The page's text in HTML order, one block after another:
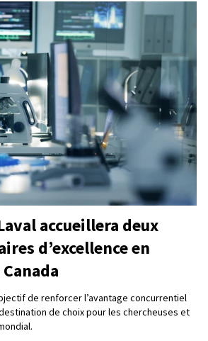
accueillera deux
d’excellence en
de renforcer l’avantage concurrentiel
de choix pour les chercheuses et